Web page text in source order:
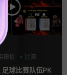
模板 比赛
球比赛队伍PK